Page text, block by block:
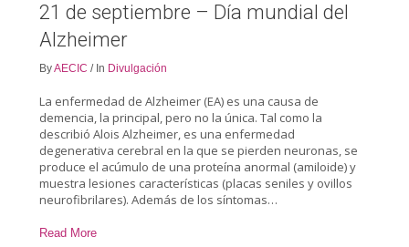
21 de septiembre – Día mundial del
Alzheimer
ByAECIC / In Divulgación
La enfermedad de Alzheimer (EA) es una causa de
demencia, la principal, pero no la única. Tal como la
describió Alois Alzheimer, es una enfermedad
degenerativa cerebral en la que se pierden neuronas, se
produce el acúmulo de una proteína anormal (amiloide) y
muestra lesiones características (placas seniles y ovillos
neurofibrilares). Además de los síntomas…
Read More